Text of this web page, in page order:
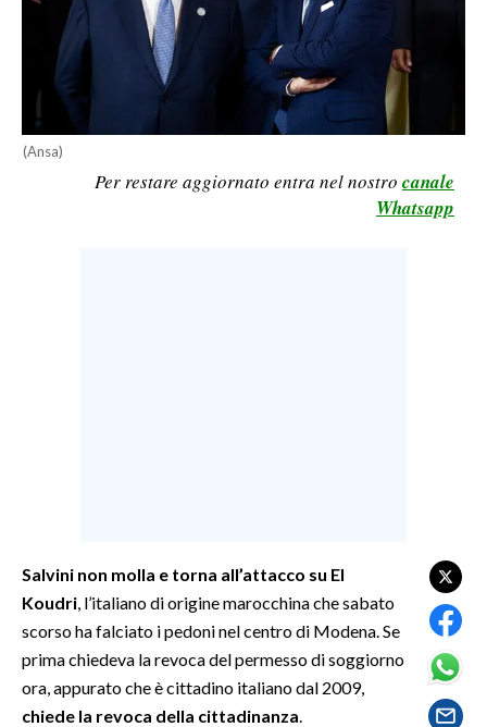
LAVORO
BANDI
SPORT IN SARDEGNA
SPORT
RISULTATI E CLASSIFICHE
GOSSIP
SALUTE
SARDEGNA TURISMO
(Ansa)
Per restare aggiornato entra nel nostro canale
Whatsapp
Salvini non molla e torna all’attacco su El
Koudri , l’italiano di origine marocchina che sabato
scorso ha falciato i pedoni nel centro di Modena. Se
prima chiedeva la revoca del permesso di soggiorno
ora, appurato che è cittadino italiano dal 2009,
chiede la revoca della cittadinanza